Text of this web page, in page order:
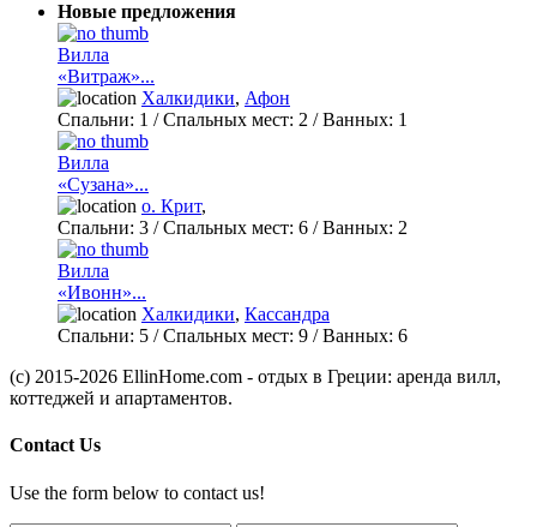
Новые предложения
Вилла
«Витраж»...
Халкидики, Афон
Спальни: 1 / Спальных мест: 2 /Ванных: 1
Вилла
«Сузана»...
о. Крит,
Спальни: 3 / Спальных мест: 6 /Ванных: 2
Вилла
«Ивонн»...
Халкидики, Кассандра
Спальни: 5 / Спальных мест: 9 /Ванных: 6
(c) 2015-2026 EllinHome.com - отдых в Греции: аренда вилл,
коттеджей и апартаментов.
Contact Us
Use the form below to contact us!